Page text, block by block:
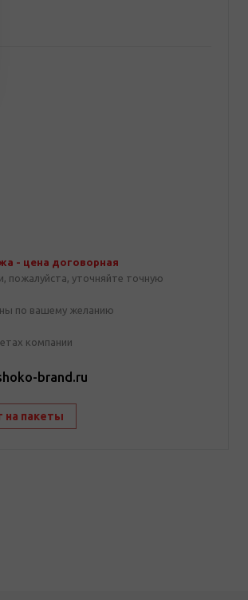
- цена договорная
пожалуйста, уточняйте точную
по вашему желанию
компании
brand.ru
на пакеты